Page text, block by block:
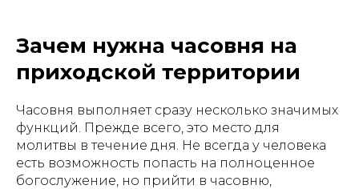
Зачем нужна часовня на
приходской территории
Часовня выполняет сразу несколько значимых
функций. Прежде всего, это место для
молитвы в течение дня. Не всегда у человека
есть возможность попасть на полноценное
богослужение, но прийти в часовню,